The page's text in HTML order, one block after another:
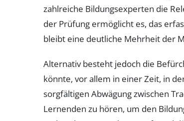
zahlreiche Bildungsexperten die
der Prüfung ermöglicht es, das
bleibt eine deutliche Mehrheit der
Alternativ besteht jedoch die
könnte, vor allem in einer Zeit, in
sorgfältigen Abwägung zwischen
Lernenden zu hören, um den